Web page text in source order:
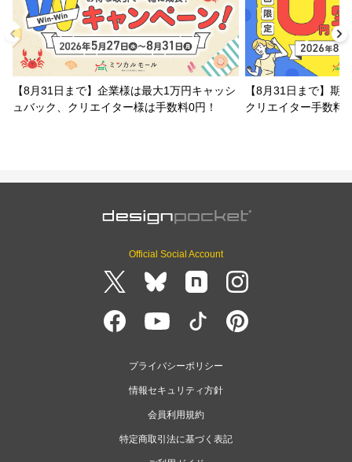
【8月31日まで】企業様は最大1万円キャッシ
ュバック、クリエイター様は手数料0円！
【8月31日まで】期
クリエイター手数料
Official Social Account
プライバシーポリシー
情報セキュリティ方針
会員利用規約
特定商取引法に基づく表記